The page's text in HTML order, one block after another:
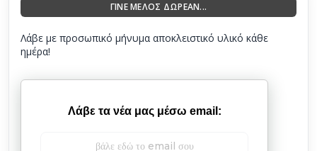
ΓΙΝΕ ΜΕΛΟΣ ΔΩΡΕΑΝ...
Λάβε με προσωπικό μήνυμα αποκλειστικό υλικό κάθε
ημέρα!
Λάβε τα νέα μας μέσω email: